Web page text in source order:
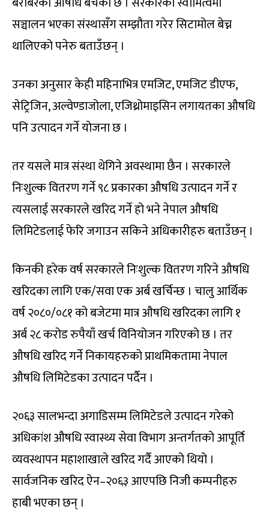
सञ्चालन भएका संस्थासँग सम्झौता गरेर सिटामोल बेच्न
थालिएको पनेरु बताउँछन् ।
उनका अनुसार केही महिनाभित्र एमजिट, एमजिट डीएफ,
सेट्रिजिन, अल्वेण्डाजोला, एजिथ्रोमाइसिन लगायतका औषधि
पनि उत्पादन गर्ने योजना छ ।
तर यसले मात्र संस्था थेगिने अवस्थामा छैन । सरकारले
निःशुल्क वितरण गर्ने ९८ प्रकारका औषधि उत्पादन गर्ने र
त्यसलाई सरकारले खरिद गर्ने हो भने नेपाल औषधि
लिमिटेडलाई फेरि जगाउन सकिने अधिकारीहरु बताउँछन् ।
किनकी हरेक वर्ष सरकारले निःशुल्क वितरण गरिने औषधि
खरिदका लागि एक/सवा एक अर्ब खर्चिन्छ । चालु आर्थिक
वर्ष २०८०/०८१ को बजेटमा मात्र औषधि खरिदका लागि १
अर्ब २८ करोड रुपैयाँ खर्च विनियोजन गरिएको छ । तर
औषधि खरिद गर्ने निकायहरुको प्राथमिकतामा नेपाल
औषधि लिमिटेडका उत्पादन पर्दैन ।
२०६३ सालभन्दा अगाडिसम्म लिमिटेडले उत्पादन गरेको
अधिकांश औषधि स्वास्थ्य सेवा विभाग अन्तर्गतको आपूर्ति
व्यवस्थापन महाशाखाले खरिद गर्दै आएको थियो ।
सार्वजनिक खरिद ऐन–२०६३ आएपछि निजी कम्पनीहरु
हाबी भएका छन् ।